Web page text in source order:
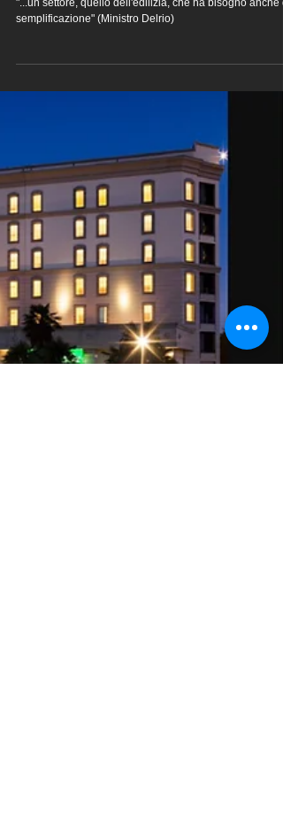
MADE EXPO 2017
"...un settore, quello dell'edilizia, che ha bisogno anche
semplificazione" (Ministro Delrio)